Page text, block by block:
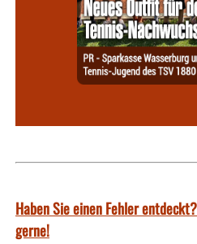
Haben Sie einen Fehler
gerne!